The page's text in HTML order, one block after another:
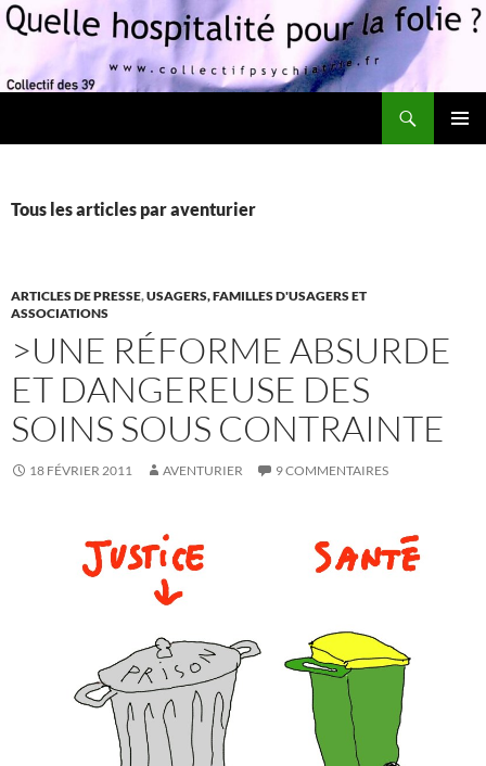
Tous les articles par aventurier
ARTICLES DE PRESSE,USAGERS, FAMILLES D'USAGERS ET
ASSOCIATIONS
>UNE RÉFORME ABSURDE
ET DANGEREUSE DES
SOINS SOUS CONTRAINTE
18 FÉVRIER 2011 AVENTURIER 9 COMMENTAIRES